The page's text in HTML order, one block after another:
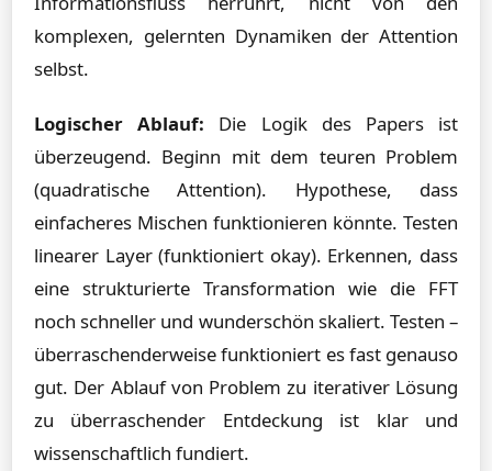
komplexen, gelernten Dynamiken der Attention
selbst.
Logischer Ablauf: Die Logik des Papers ist
überzeugend. Beginn mit dem teuren Problem
(quadratische Attention). Hypothese, dass
einfacheres Mischen funktionieren könnte. Testen
linearer Layer (funktioniert okay). Erkennen, dass
eine strukturierte Transformation wie die FFT
noch schneller und wunderschön skaliert. Testen –
überraschenderweise funktioniert es fast genauso
gut. Der Ablauf von Problem zu iterativer Lösung
zu überraschender Entdeckung ist klar und
wissenschaftlich fundiert.